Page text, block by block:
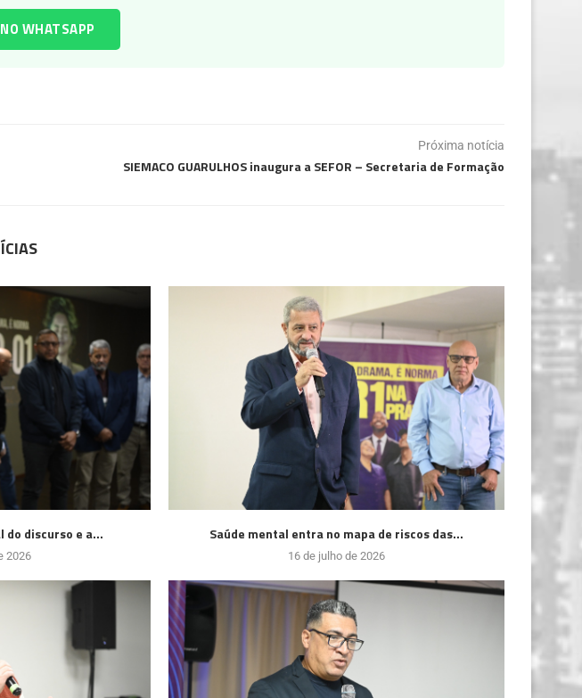
WHATSAPP
Próxima notícia
SIEMACO GUARULHOS inaugura a SEFOR – Secretaria de Formação
do discurso e a...
2026
Saúde mental entra no mapa de riscos das...
16 de julho de 2026